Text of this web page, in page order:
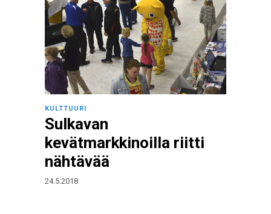
KULTTUURI
Sulkavan
kevätmarkkinoilla riitti
nähtävää
24.5.2018